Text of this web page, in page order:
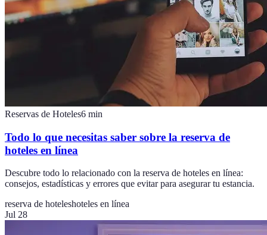
Reservas de Hoteles6 min
Todo lo que necesitas saber sobre la reserva de
hoteles en línea
Descubre todo lo relacionado con la reserva de hoteles en línea:
consejos, estadísticas y errores que evitar para asegurar tu estancia.
reserva de hoteleshoteles en línea
Jul 28